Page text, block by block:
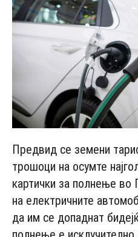
Предвид се земени
трошоци на осумте
картички за полнење во
на електричните
да им се допаднат